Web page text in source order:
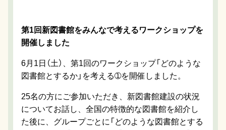
第1回新図書館をみんなで考えるワークショップを
開催しました
6月1日（土）、第1回のワークショップ「どのような
図書館とするか」を考える➀を開催しました。
25名の方にご参加いただき、新図書館建設の状況
についてお話し、全国の特徴的な図書館を紹介し
た後に、グループごとに「どのような図書館とする